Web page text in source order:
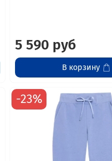
5 590 руб
В корзину
-23%